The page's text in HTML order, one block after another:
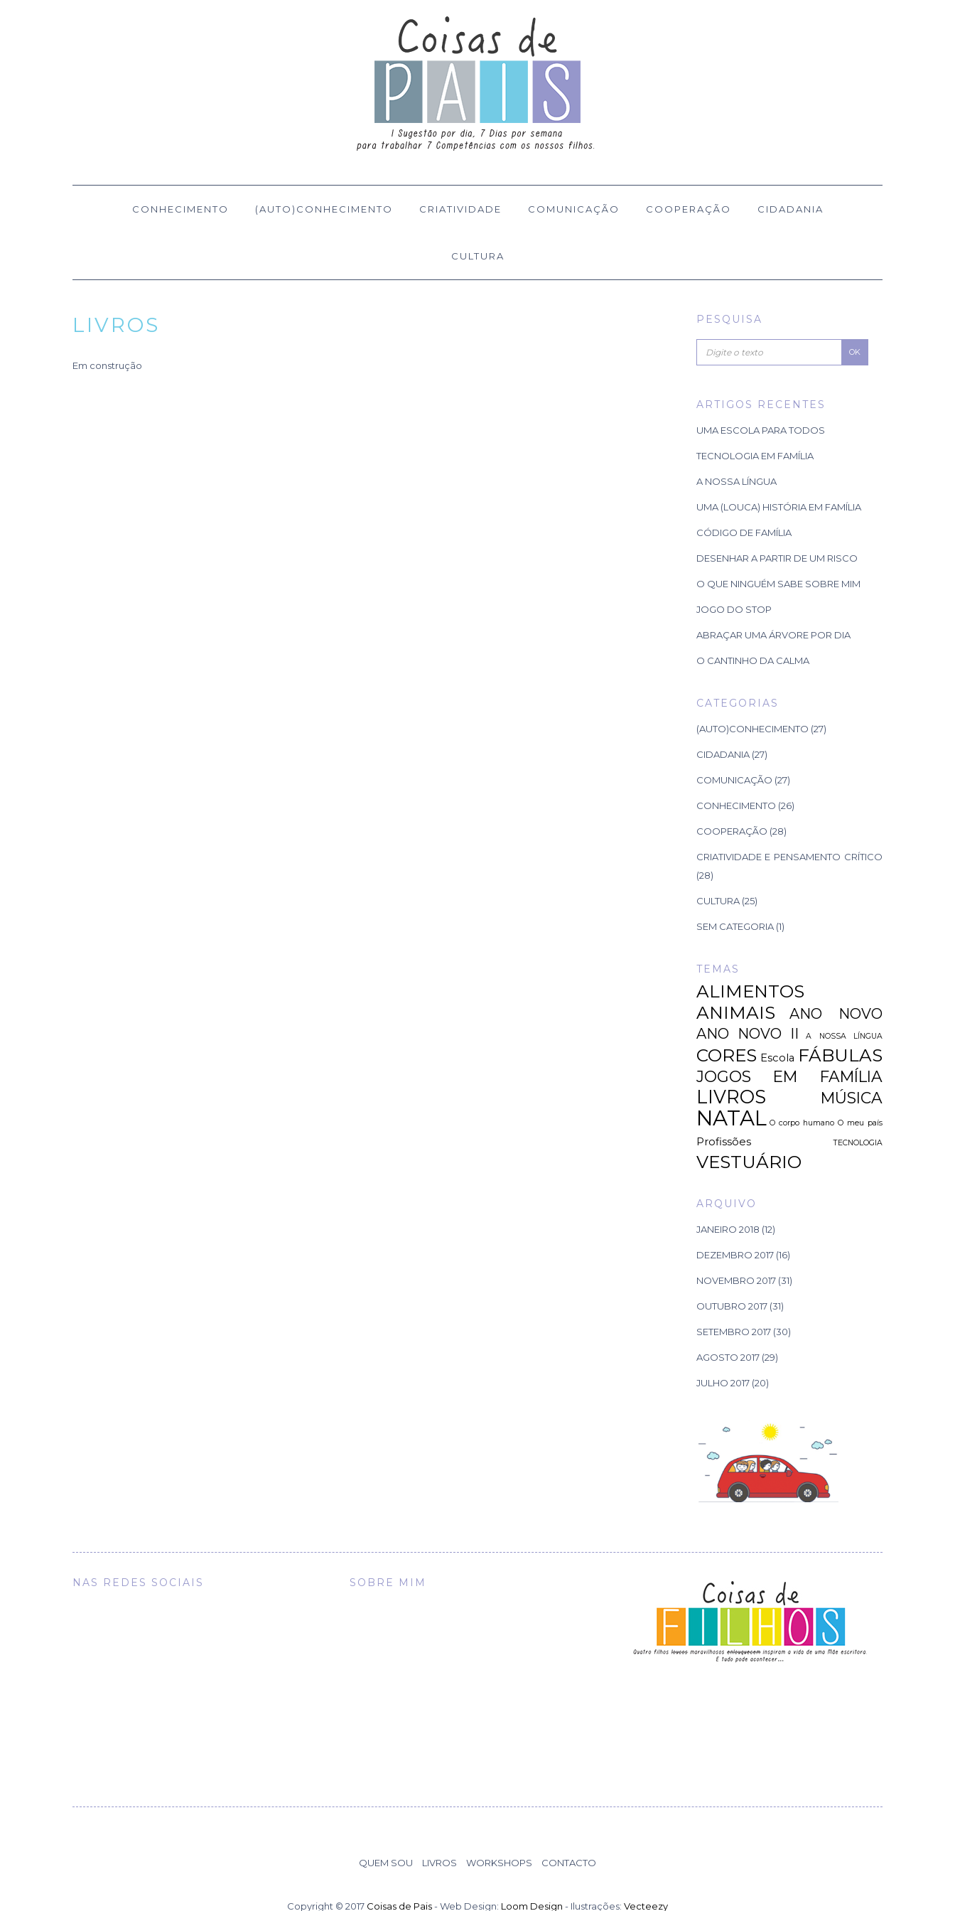
CONHECIMENTO (AUTO)CONHECIMENTO CRIATIVIDADE COMUNICAÇÃO COOPERAÇÃO CIDADANIA
CULTURA
LIVROS
Em construção
PESQUISA
OK
ARTIGOS RECENTES
UMA ESCOLA PARA TODOS
TECNOLOGIA EM FAMÍLIA
A NOSSA LÍNGUA
UMA (LOUCA) HISTÓRIA EM FAMÍLIA
CÓDIGO DE FAMÍLIA
DESENHAR A PARTIR DE UM RISCO
O QUE NINGUÉM SABE SOBRE MIM
JOGO DO STOP
ABRAÇAR UMA ÁRVORE POR DIA
O CANTINHO DA CALMA
CATEGORIAS
(AUTO)CONHECIMENTO (27)
CIDADANIA(27)
COMUNICAÇÃO (27)
CONHECIMENTO (26)
COOPERAÇÃO (28)
CRIATIVIDADE E PENSAMENTO CRÍTICO
(28)
CULTURA(25)
SEM CATEGORIA(1)
TEMAS
ALIMENTOS
ANIMAIS
ANO NOVO
ANO NOVO II
A NOSSA LÍNGUA
CORES Escola FÁBULAS
JOGOS EM FAMÍLIA
LIVROS MÚSICA
NATAL O corpo humano O meu país
Profissões TECNOLOGIA
VESTUÁRIO
ARQUIVO
JANEIRO 2018 (12)
DEZEMBRO 2017(16)
NOVEMBRO 2017(31)
OUTUBRO 2017(31)
SETEMBRO 2017(30)
AGOSTO 2017(29)
JULHO 2017(20)
NAS REDES SOCIAIS SOBRE MIM
QUEM SOU LIVROS WORKSHOPS CONTACTO
Copyright © 2017 Coisas de Pais- Web Design: Loom Design - Ilustrações: Vecteezy